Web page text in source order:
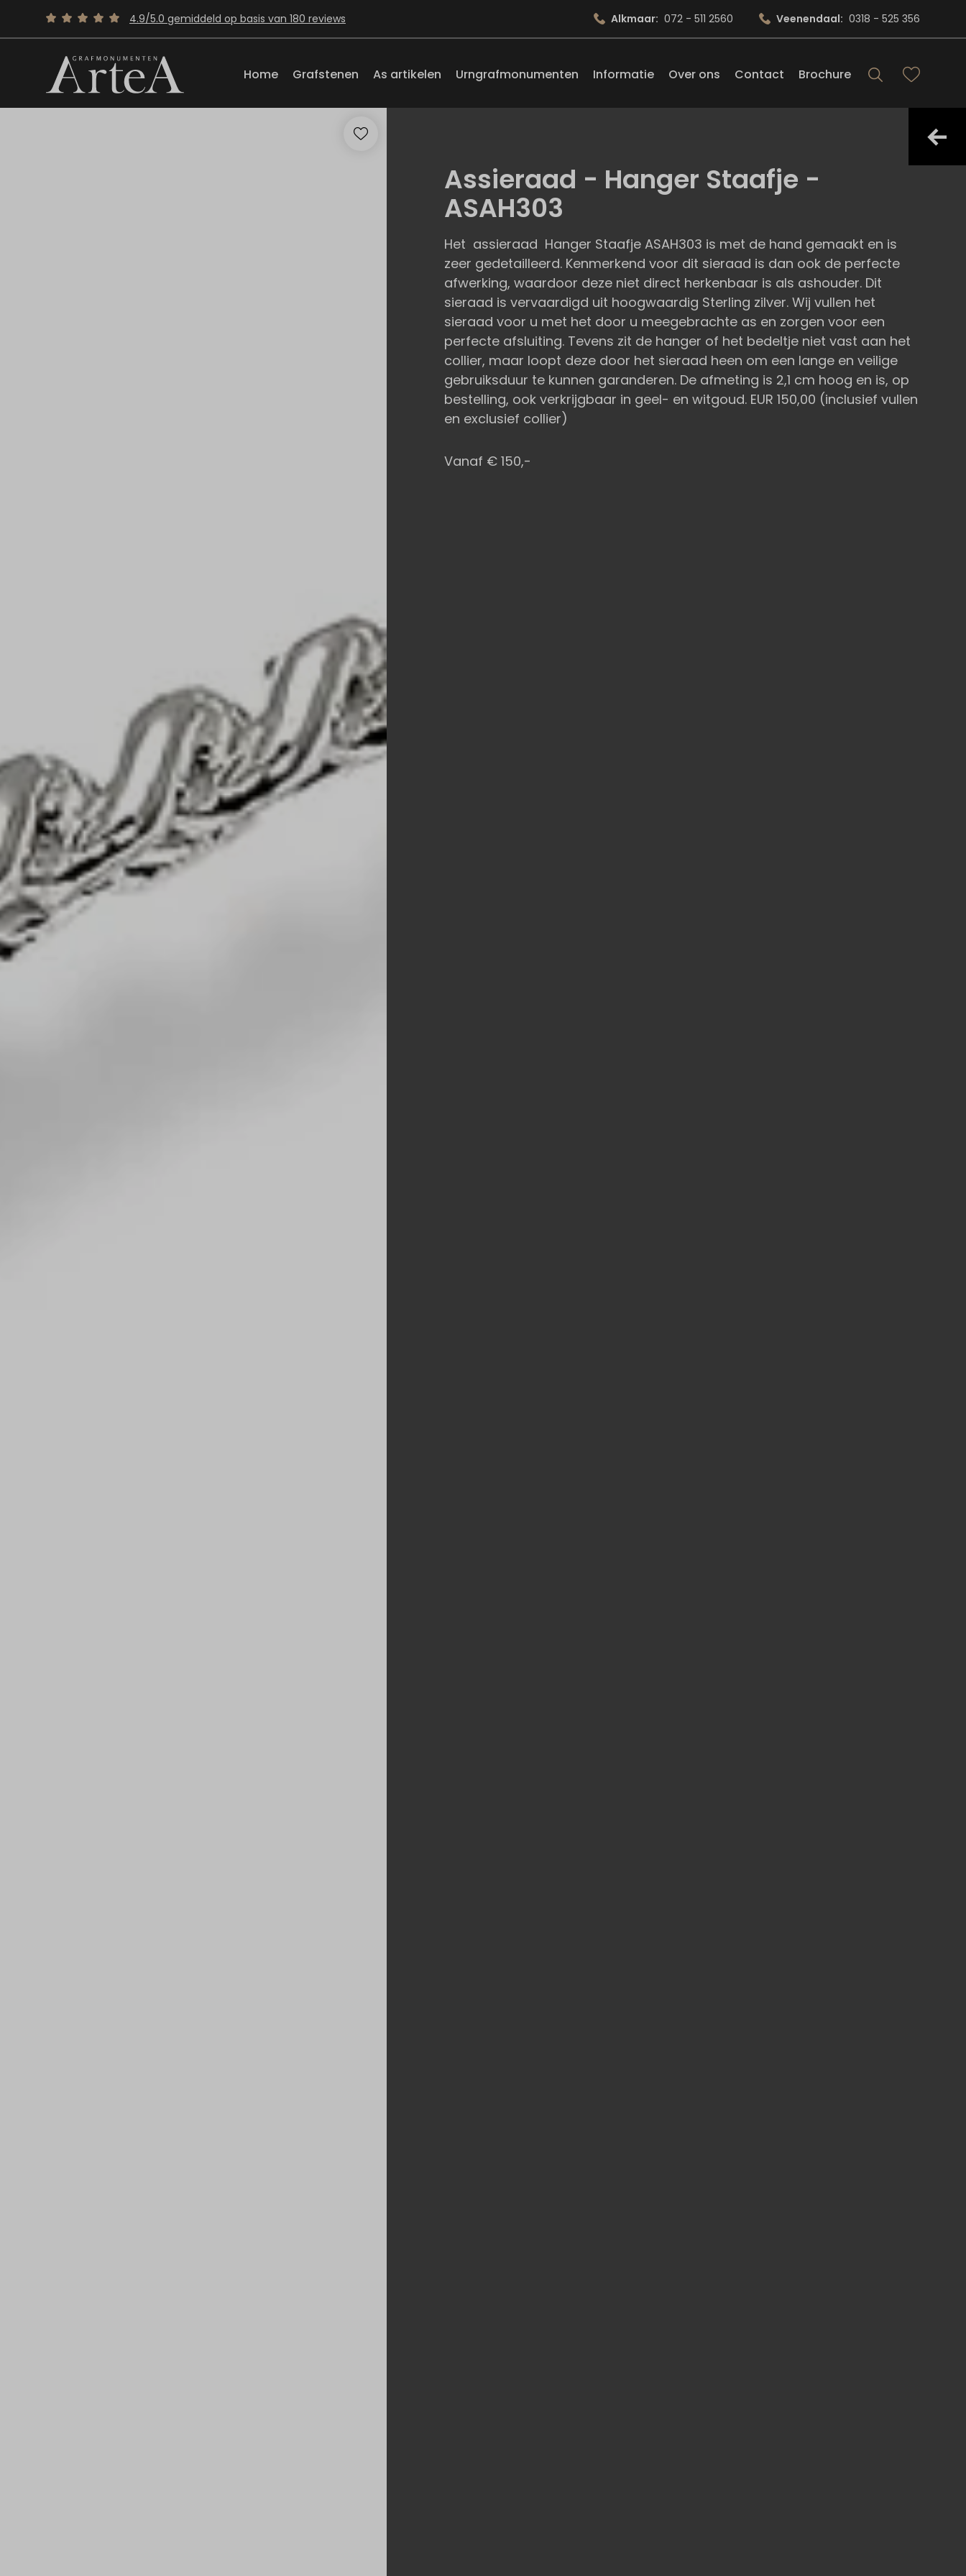
Home Grafstenen As artikelen Urngrafmonumenten Informatie Over ons Contact Brochure
4.9/5.0 gemiddeld op basis van 180 reviews Alkmaar: 072 - 511 2560 Veenendaal: 0318 - 525 356
Assieraad - Hanger Staafje -
ASAH303
Het assieraad Hanger Staafje ASAH303 is met de hand gemaakt en is
zeer gedetailleerd. Kenmerkend voor dit sieraad is dan ook de perfecte
afwerking, waardoor deze niet direct herkenbaar is als ashouder. Dit
sieraad is vervaardigd uit hoogwaardig Sterling zilver. Wij vullen het
sieraad voor u met het door u meegebrachte as en zorgen voor een
perfecte afsluiting. Tevens zit de hanger of het bedeltje niet vast aan het
collier, maar loopt deze door het sieraad heen om een lange en veilige
gebruiksduur te kunnen garanderen. De afmeting is 2,1 cm hoog en is, op
bestelling, ook verkrijgbaar in geel- en witgoud. EUR 150,00 (inclusief vullen
en exclusief collier)
Vanaf € 150,-